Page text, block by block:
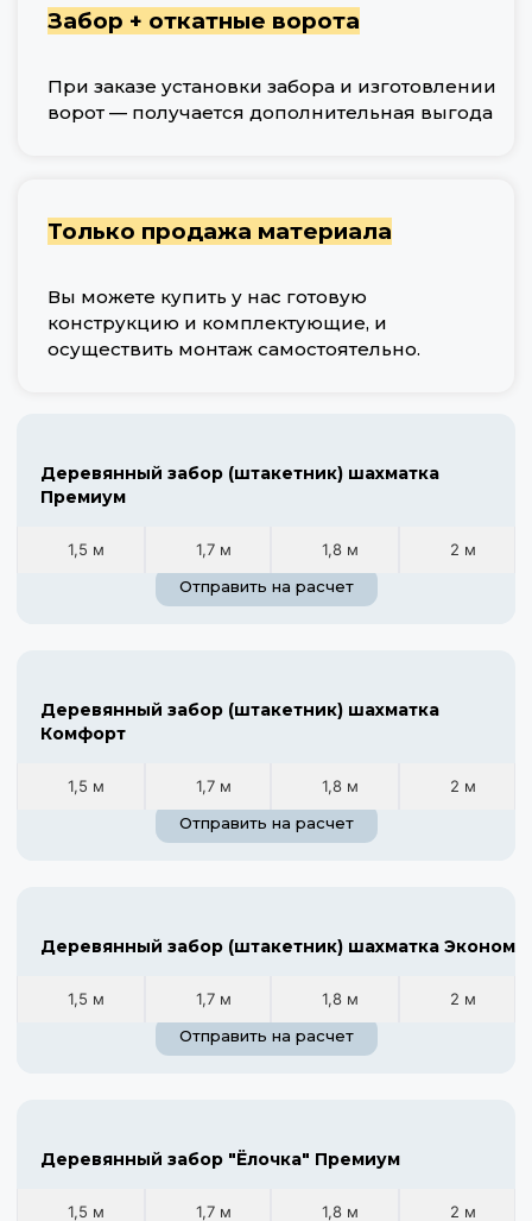
Забор + откатные ворота
При заказе установки забора и изготовлении
ворот — получается дополнительная выгода
Только продажа материала
Вы можете купить у нас готовую
конструкцию и комплектующие, и
осуществить монтаж самостоятельно.
Деревянный забор (штакетник) шахматка
Премиум
1,5 м 1,7 м 1,8 м
2 м
Отправить на расчет
Деревянный забор (штакетник) шахматка
Комфорт
1,5 м 1,7 м 1,8 м
2 м
Отправить на расчет
Деревянный забор (штакетник) шахматка Эконом
1,5 м 1,7 м 1,8 м
2 м
Отправить на расчет
Деревянный забор "Ёлочка" Премиум
1,5 м 1,7 м 1,8 м
2 м